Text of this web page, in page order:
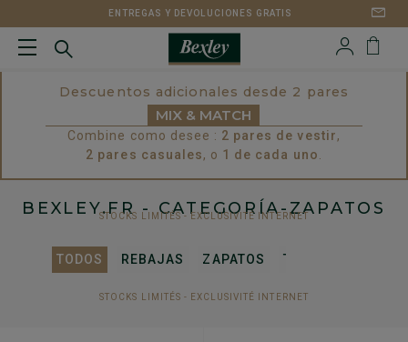
ENTREGAS Y DEVOLUCIONES GRATIS
Descuentos adicionales desde 2 pares
MIX & MATCH
Combine como desee : 2 pares de vestir,
2 pares casuales, o 1 de cada uno
BEXLEY.FR- CATEGORÍA-ZAPATOS
STOCKS LIMITÉS - EXCLUSIVITÉ INTERNET
TODOS REBAJAS ZAPATOS TRAJES Y
STOCKS LIMITÉS - EXCLUSIVITÉ INTERNET